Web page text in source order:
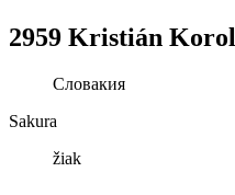
2959 Kristián Korol
Словакия
Sakura
žiak